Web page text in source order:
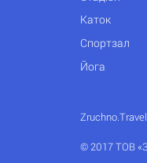
Каток
Спортзал
Йога
© 2017 ТОВ